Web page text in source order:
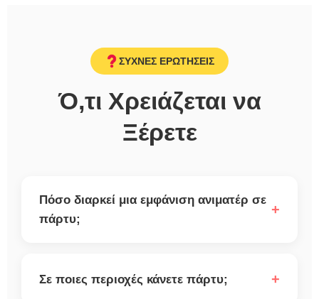
ΣΥΧΝΕΣ ΕΡΩΤΗΣΕΙΣ
Ό,τι Χρειάζεται να
Ξέρετε
Πόσο διαρκεί μια εμφάνιση ανιματέρ σε
πάρτυ;
+
Σε ποιες περιοχές κάνετε πάρτυ; +